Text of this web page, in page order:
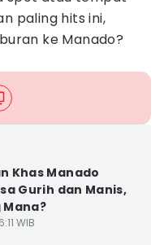
paling hits ini,
ke Manado?
Khas Manado
Gurih dan Manis,
Mana?
WIB